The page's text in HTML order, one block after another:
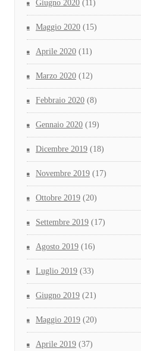
Giugno 2020 (11)
Maggio 2020 (15)
Aprile 2020 (11)
Marzo 2020 (12)
Febbraio 2020 (8)
Gennaio 2020 (19)
Dicembre 2019 (18)
Novembre 2019 (17)
Ottobre 2019 (20)
Settembre 2019 (17)
Agosto 2019 (16)
Luglio 2019 (33)
Giugno 2019 (21)
Maggio 2019 (20)
Aprile 2019 (37)